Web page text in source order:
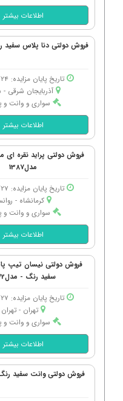
اطلاعات بیشتر
فروش دولتی دنا پلاس سفید
تاریخ پایان مزایده: 1405/05/24
آذربایجان شرقی
سواری و وانت و
اطلاعات بیشتر
فروش دولتی پراید نقره ای
مدل1387
تاریخ پایان مزایده: 1405/05/27
کرمانشاه -
سواری و وانت و
اطلاعات بیشتر
فروش دولتی نیسان تیپ
سفید رنگ - مدل1372
تاریخ پایان مزایده: 1405/05/27
تهران - تهران
سواری و وانت و
اطلاعات بیشتر
فروش دولتی وانت سفید رنگ -